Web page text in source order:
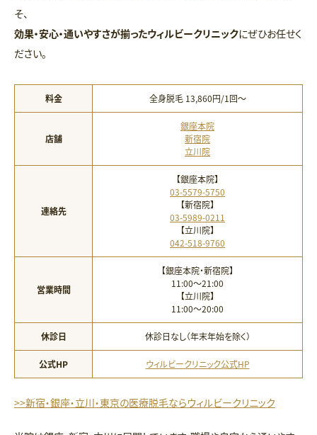
そ、
効果・安心・通いやすさが揃ったウィルビークリニックにぜひお任せく
ださい。
料金 全身脱毛 13,860円/1回〜
店舗
銀座本院
新宿院
立川院
連絡先
【銀座本院】
03-5579-5750
【新宿院】
03-5989-0211
【立川院】
042-518-9760
営業時間
【銀座本院・新宿院】
11:00〜21:00
【立川院】
11:00〜20:00
休診日 休診日なし（年末年始を除く）
公式HP ウィルビークリニック公式HP
>>新宿・銀座・立川・東京の医療脱毛ならウィルビークリニック